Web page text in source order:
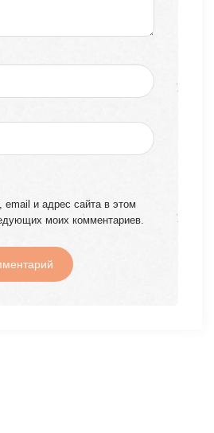
и адрес сайта в этом
моих комментариев.